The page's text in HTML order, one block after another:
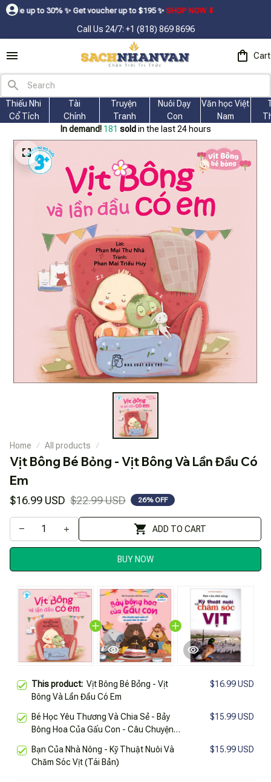
✨ㅤ Get voucher up to $195ㅤ ✨ㅤSHOP NOW ⬇
Call Us 24/7: +1 (818) 869 8696
Cart
Thiếu Nhi
Cổ Tích
Tài
Chính
Truyện
Tranh
Nuôi Dạy
Con
Văn học Việt
Nam
In demand! 181 sold in the last 24 hours
Home All products
Vịt Bông Bé Bỏng - Vịt Bông Và Lần Đầu Có
Em
$16.99 USD $22.99 USD 26% OFF
ADD TO CART
BUY NOW
This product: Vịt Bông Bé Bỏng - Vịt
Bông Và Lần Đầu Có Em
$16.99 USD
Bé Học Yêu Thương Và Chia Sẻ - Bảy
Bông Hoa Của Gấu Con - Câu Chuyện
$15.99 USD
Bạn Của Nhà Nông - Kỹ Thuật Nuôi Và
Chăm Sóc Vịt (Tái Bản)
$15.99 USD